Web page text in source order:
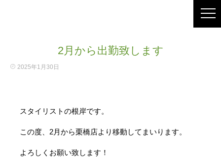
2月から出勤致します
2025年1月30日
スタイリストの根岸です。
この度、2月から栗橋店より移動してまいります。
よろしくお願い致します！